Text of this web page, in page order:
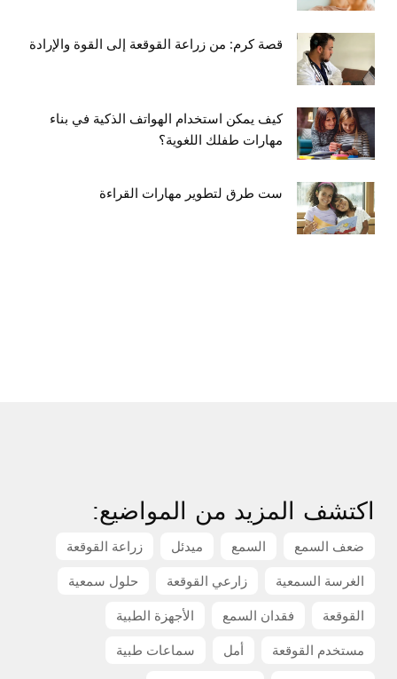
قصة كرم: من زراعة القوقعة إلى القوة والإرادة
كيف يمكن استخدام الهواتف الذكية في بناء
مهارات طفلك اللغوية؟
ست طرق لتطوير مهارات القراءة
اكتشف المزيد من المواضيع:
ضعف السمع السمع ميدئل
زراعة القوقعة
الغرسة السمعية
زارعي القوقعة
حلول سمعية
القوقعة
فقدان السمع
الأجهزة الطبية
مستخدم القوقعة
أمل
سماعات طبية